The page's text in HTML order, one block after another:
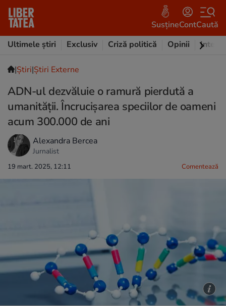
SusțineContCaută
Ultimele știri
Exclusiv Criză politică Opinii
|Ştiri|Știri Externe
ADN-ul dezvăluie o ramură pierdută a
umanității. Încrucișarea speciilor de oameni
acum 300.000 de ani
Alexandra Bercea
Jurnalist
19 mart. 2025, 12:11 Comentează